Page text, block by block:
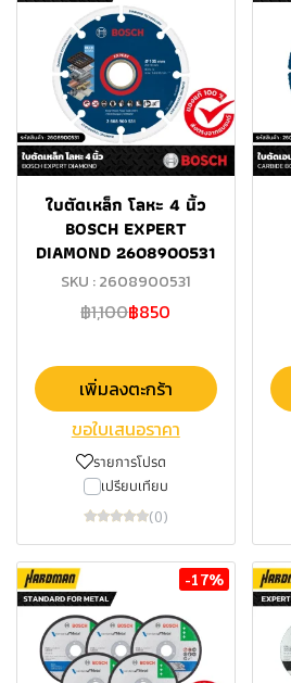
ใบตัดเหล็ก โลหะ 4 นิ้ว
BOSCH EXPERT
DIAMOND 2608900531
SKU : 2608900531
฿1,100฿850
เพิ่มลงตะกร้า
ขอใบเสนอราคา
รายการโปรด
เปรียบเทียบ
(0)
-17%